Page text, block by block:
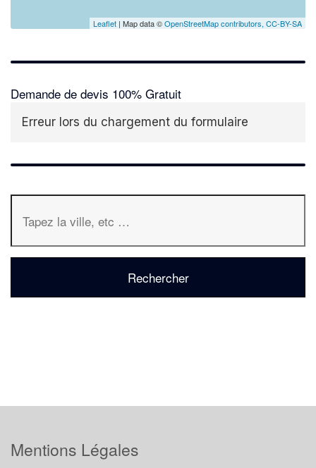
Leaflet | Map data ©OpenStreetMap contributors, CC-BY-SA
Demande de devis 100% Gratuit
Erreur lors du chargement du formulaire
Mentions Légales